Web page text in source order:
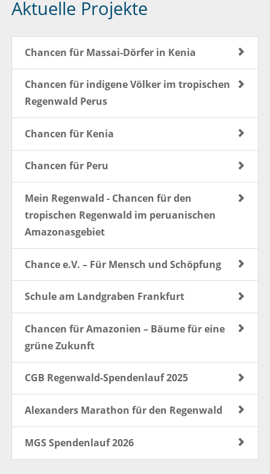
Aktuelle Projekte
Chancen für Massai-Dörfer in Kenia
Chancen für indigene Völker im tropischen
Regenwald Perus
Chancen für Kenia
Chancen für Peru
Mein Regenwald - Chancen für den
tropischen Regenwald im peruanischen
Amazonasgebiet
Chance e.V. – Für Mensch und Schöpfung
Schule am Landgraben Frankfurt
Chancen für Amazonien – Bäume für eine
grüne Zukunft
CGB Regenwald-Spendenlauf 2025
Alexanders Marathon für den Regenwald
MGS Spendenlauf 2026